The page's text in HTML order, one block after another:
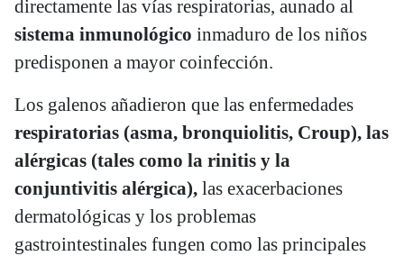
directamente las vías respiratorias, aunado al
sistema inmunológico inmaduro de los niños
predisponen a mayor coinfección.
Los galenos añadieron que las enfermedades
respiratorias (asma, bronquiolitis, Croup), las
alérgicas (tales como la rinitis y la
conjuntivitis alérgica), las exacerbaciones
dermatológicas y los problemas
gastrointestinales fungen como las principales